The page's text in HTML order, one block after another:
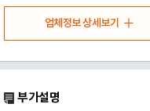
업체정보 상세보기
부가설명